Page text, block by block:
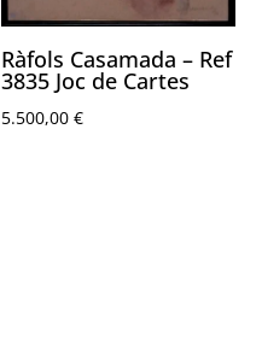
Ràfols Casamada – Ref
3835 Joc de Cartes
5.500,00€